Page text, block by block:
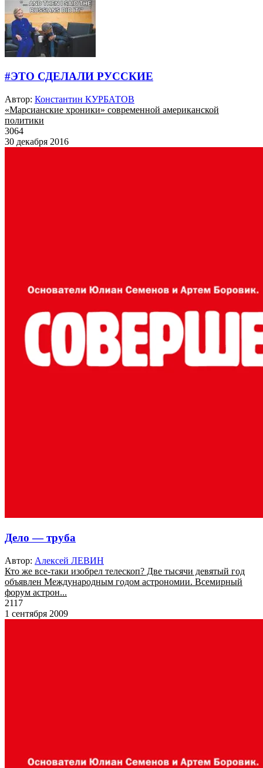
#ЭТО СДЕЛАЛИ РУССКИЕ
Автор: Константин КУРБАТОВ
«Марсианские хроники» современной американской
политики
3064
30 декабря 2016
Дело — труба
Автор: Алексей ЛЕВИН
Кто же все-таки изобрел телескоп? Две тысячи девятый год
объявлен Международным годом астрономии. Всемирный
форум астрон...
2117
1 сентября 2009